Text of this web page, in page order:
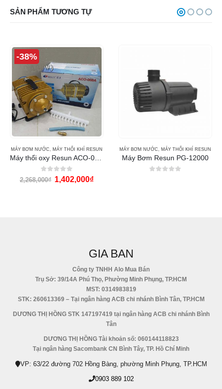
SẢN PHẨM TƯƠNG TỰ
-38%
MÁY BƠM NƯỚC, MÁY THỔI KHÍ RESUN
Máy thổi oxy Resun ACO-008A (160w)
0out of 5
2,268,000₫ 1,402,000₫
MÁY BƠM NƯỚC, MÁY THỔI KHÍ RESUN
Máy Bơm Resun PG-12000
GIA BAN
Công ty TNHH Alo Mua Bán
Trụ Sở: 39/14A Phú Thọ, Phường Minh Phụng, TP.HCM
MST: 0314983819
STK: 260613369 – Tại ngân hàng ACB chi nhánh Bình Tân, TP.HCM
DƯƠNG THỊ HỒNG STK 147197419 tại ngân hàng ACB chi nhánh Bình
Tân
DƯƠNG THỊ HỒNG Tài khoản số: 060144118823
Tại ngân hàng Sacombank CN Bình Tây, TP. Hồ Chí Minh
VP: 63/22 đường 702 Hồng Bàng, phường Minh Phụng, TP.HCM
0903 889 102